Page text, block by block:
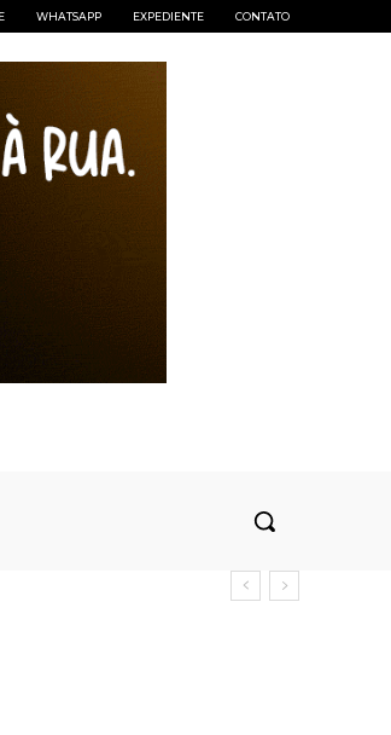
WHATSAPP EXPEDIENTE CONTATO